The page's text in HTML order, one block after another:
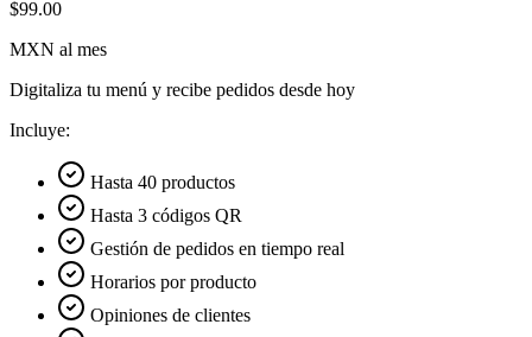
$99.00
MXN al mes
Digitaliza tu menú y recibe pedidos desde hoy
Incluye:
Hasta 40 productos
Hasta 3 códigos QR
Gestión de pedidos en tiempo real
Horarios por producto
Opiniones de clientes